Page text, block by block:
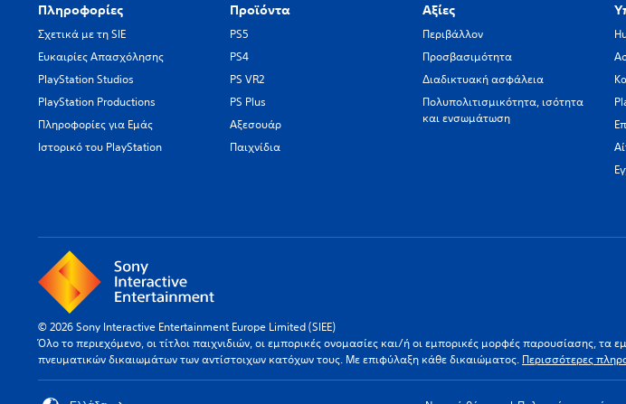
Πληροφορίες
Σχετικά με τη SIE
Ευκαιρίες Απασχόλησης
PlayStation Studios
PlayStation Productions
Πληροφορίες για Εμάς
Ιστορικό του PlayStation
Προϊόντα
PS5
PS4
PS VR2
PS Plus
Αξεσουάρ
Παιχνίδια
Αξίες
Περιβάλλον
Προσβασιμότητα
Διαδικτυακή ασφάλεια
Πολυπολιτισμικότητα, ισότητα
και ενσωμάτωση
© 2026 Sony Interactive Entertainment Europe Limited (SIEE)
Όλο το περιεχόμενο, οι τίτλοι παιχνιδιών, οι εμπορικές ονομασίες και/ή οι εμπορικές μορφές παρουσίασης,
πνευματικών δικαιωμάτων των αντίστοιχων κατόχων τους. Με επιφύλαξη κάθε δικαιώματος. Περισσότερες